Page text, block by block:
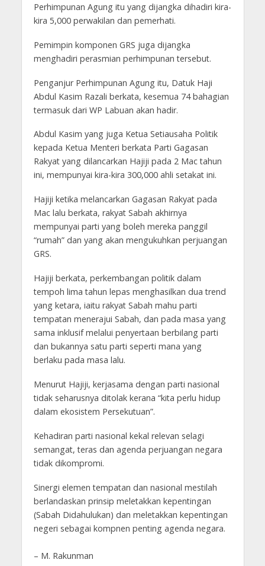
Perhimpunan Agung itu yang dijangka dihadiri kira-
kira 5,000 perwakilan dan pemerhati.
Pemimpin komponen GRS juga dijangka
menghadiri perasmian perhimpunan tersebut.
Penganjur Perhimpunan Agung itu, Datuk Haji
Abdul Kasim Razali berkata, kesemua 74 bahagian
termasuk dari WP Labuan akan hadir.
Abdul Kasim yang juga Ketua Setiausaha Politik
kepada Ketua Menteri berkata Parti Gagasan
Rakyat yang dilancarkan Hajiji pada 2 Mac tahun
ini, mempunyai kira-kira 300,000 ahli setakat ini.
Hajiji ketika melancarkan Gagasan Rakyat pada
Mac lalu berkata, rakyat Sabah akhirnya
mempunyai parti yang boleh mereka panggil
“rumah” dan yang akan mengukuhkan perjuangan
GRS.
Hajiji berkata, perkembangan politik dalam
tempoh lima tahun lepas menghasilkan dua trend
yang ketara, iaitu rakyat Sabah mahu parti
tempatan menerajui Sabah, dan pada masa yang
sama inklusif melalui penyertaan berbilang parti
dan bukannya satu parti seperti mana yang
berlaku pada masa lalu.
Menurut Hajiji, kerjasama dengan parti nasional
tidak seharusnya ditolak kerana “kita perlu hidup
dalam ekosistem Persekutuan”.
Kehadiran parti nasional kekal relevan selagi
semangat, teras dan agenda perjuangan negara
tidak dikompromi.
Sinergi elemen tempatan dan nasional mestilah
berlandaskan prinsip meletakkan kepentingan
(Sabah Didahulukan) dan meletakkan kepentingan
negeri sebagai kompnen penting agenda negara.
– M. Rakunman